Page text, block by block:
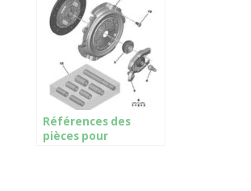
d’embrayage
conduite à gauche
Références des
pièces pour